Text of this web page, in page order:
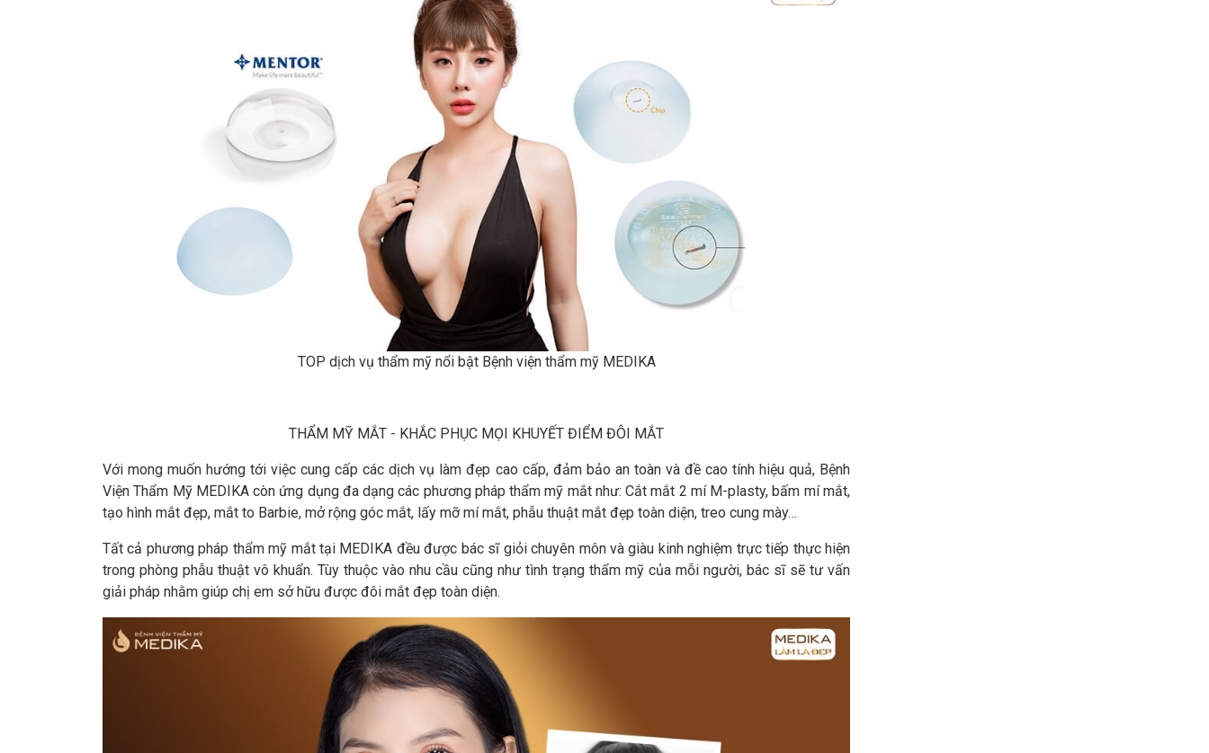
TOP dịch vụ thẩm mỹ nổi bật Bệnh viện thẩm mỹ MEDIKA
THẨM MỸ MẮT - KHẮC PHỤC MỌI KHUYẾT ĐIỂM ĐÔI MẮT
Với mong muốn hướng tới việc cung cấp các dịch vụ làm đẹp cao cấp, đảm bảo an toàn và đề cao tính hiệu quả, Bệnh
Viện Thẩm Mỹ MEDIKA còn ứng dụng đa dạng các phương pháp thẩm mỹ mắt như: Cắt mắt 2 mí M-plasty, bấm mí mắt,
tạo hình mắt đẹp, mắt to Barbie, mở rộng góc mắt, lấy mỡ mí mắt, phẫu thuật mắt đẹp toàn diện, treo cung mày…
Tất cả phương pháp thẩm mỹ mắt tại MEDIKA đều được bác sĩ giỏi chuyên môn và giàu kinh nghiệm trực tiếp thực hiện
trong phòng phẫu thuật vô khuẩn. Tùy thuộc vào nhu cầu cũng như tình trạng thẩm mỹ của mỗi người, bác sĩ sẽ tư vấn
giải pháp nhằm giúp chị em sở hữu được đôi mắt đẹp toàn diện.